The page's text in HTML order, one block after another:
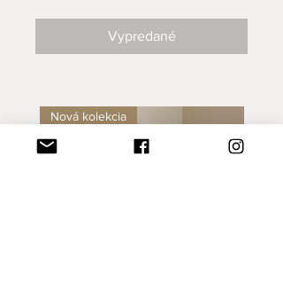
Vypredané
Nová kolekcia